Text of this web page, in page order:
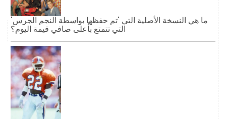
ما هي النسخة الأصلية التي 'تم حفظها بواسطة النجم الجرس'
التي تتمتع بأعلى صافي قيمة اليوم؟